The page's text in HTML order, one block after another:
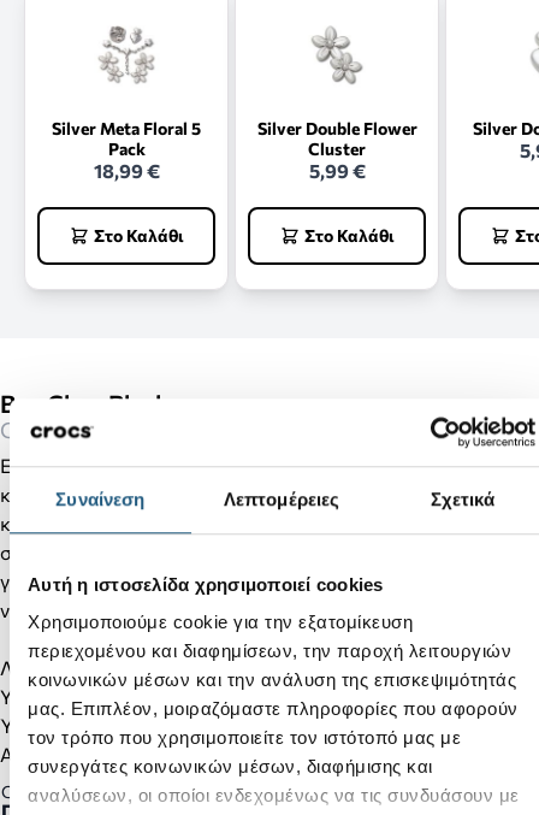
Συναίνεση Λεπτομέρειες Σχετικά
Αυτή η ιστοσελίδα χρησιμοποιεί cookies
Χρησιμοποιούμε cookie για την εξατομίκευση
περιεχομένου και διαφημίσεων, την παροχή λειτουργιών
κοινωνικών μέσων και την ανάλυση της επισκεψιμότητάς
μας. Επιπλέον, μοιραζόμαστε πληροφορίες που αφορούν
τον τρόπο που χρησιμοποιείτε τον ιστότοπό μας με
συνεργάτες κοινωνικών μέσων, διαφήμισης και
αναλύσεων, οι οποίοι ενδεχομένως να τις συνδυάσουν με
Silver Meta Floral 5
Pack
18,99 €
Στο Καλάθι
Silver Double Flower
Cluster
5,99 €
Στο Καλάθι
Silver
Bae Clog-Black
Clogs
Εύκολο να τα αγαπήσεις. Δύσκολο να τα χάσεις! Το
κλασσικό Clog ανανεωμένο, με περισσότερο ύψος, attitude
και στυλ. Σας παρουσιάζουμε το Crocs Classic Bae, με νέα
σόλα αλλα με την υποστήριξη και την άνεση που ήδη
γνωρίζετε και αγαπάτε. Άμα νιώθετε λίγο extra, αυτό είναι το
νέο σας clog!
Λεπτομέρειες προϊόντος:
Υλικό Croslite.
Ύψος σόλας 6cm.
Ανάγλυφες λεπτομέρειες στο τακούνι.
Gender: